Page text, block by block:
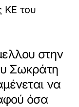
ΚΕ του
στην
Σωκράτη
να
όσα